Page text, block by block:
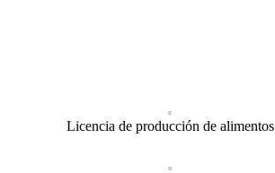
Licencia de producción de alimentos